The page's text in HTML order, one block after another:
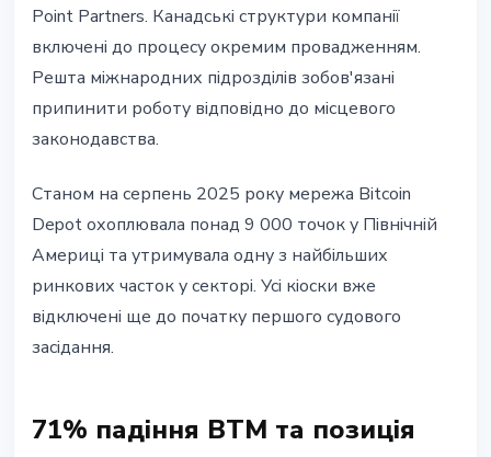
Point Partners. Канадські структури компанії
включені до процесу окремим провадженням.
Решта міжнародних підрозділів зобов'язані
припинити роботу відповідно до місцевого
законодавства.
Станом на серпень 2025 року мережа Bitcoin
Depot охоплювала понад 9 000 точок у Північній
Америці та утримувала одну з найбільших
ринкових часток у секторі. Усі кіоски вже
відключені ще до початку першого судового
засідання.
71% падіння BTM та позиція